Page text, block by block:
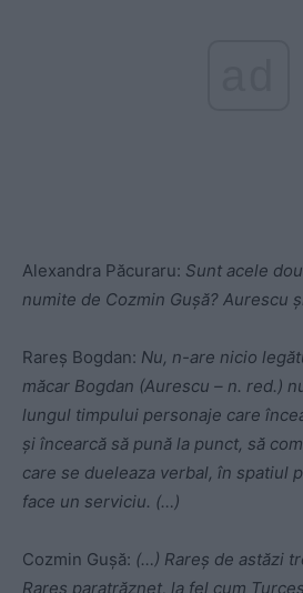
Alexandra Păcuraru: Sunt acele
numite de Cozmin Gușă? Aurescu
Rareș Bogdan: Nu, n-are nicio
măcar Bogdan (Aurescu – n. red.)
lungul timpului personaje care
și încearcă să pună la punct, să
care se dueleaza verbal, în spatiul
face un serviciu. (…)
Cozmin Gușă: (…) Rareș de astăzi
Rareș paratrăznet, la fel cum